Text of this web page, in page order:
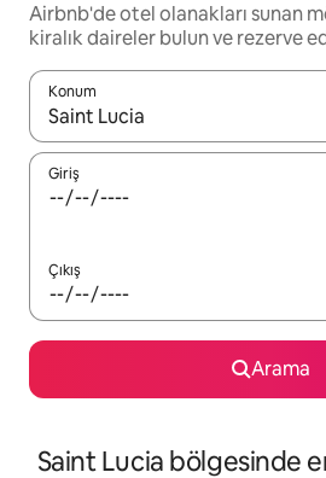
Airbnb'de otel olanakları sunan
kiralık daireler bulun ve rezerve
Konum
Sonuçlar kullanılabilir olduğunda
Giriş
Çıkış
Arama
Saint Lucia bölgesinde